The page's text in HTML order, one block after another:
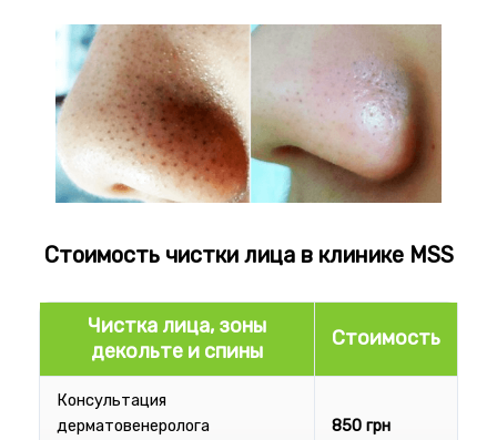
Стоимость чистки лица в клинике MSS
Чистка лица, зоны
декольте и спины
Стоимость
Консультация
дерматовенеролога
850 грн